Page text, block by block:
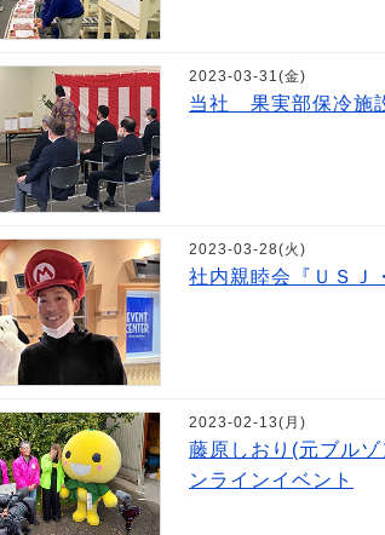
2023-03-31(金)
当社 果実部保冷施
2023-03-28(火)
社内親睦会『ＵＳＪ
2023-02-13(月)
藤原しおり(元ブル
ンラインイベント